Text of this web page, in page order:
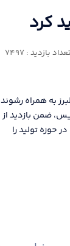
کرد
تعداد بازدید : 7497
به همراه رشوند
ضمن بازدید از
تولید را